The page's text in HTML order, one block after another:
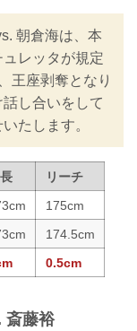
朝倉海は、本
レッタが規定
王座剥奪となり
し合いをして
たします。
リーチ
175cm
174.5cm
0.5cm
斎藤裕